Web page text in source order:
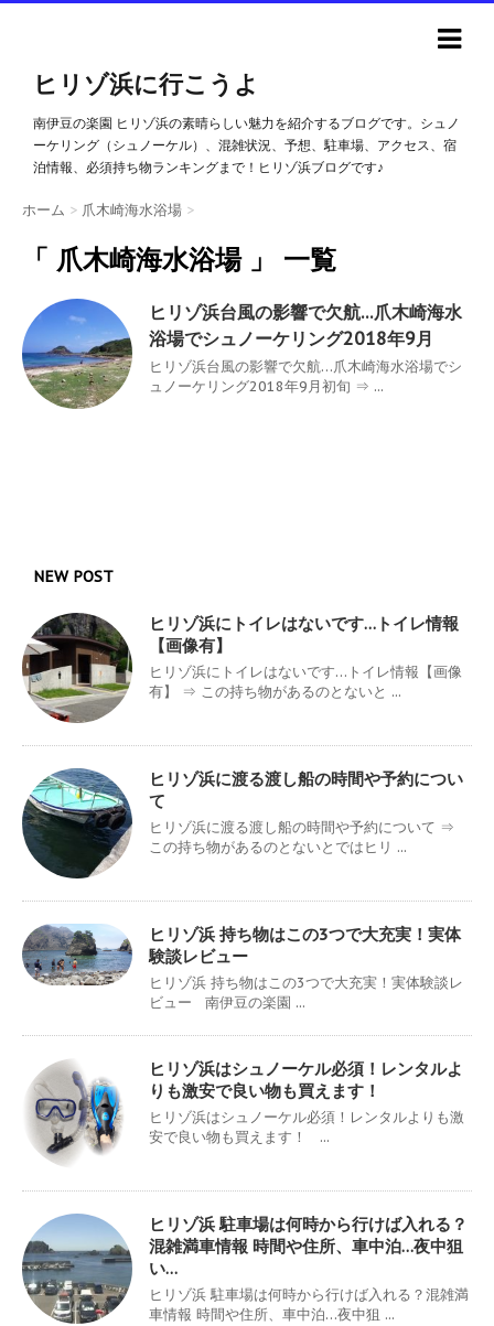
ヒリゾ浜に行こうよ
南伊豆の楽園 ヒリゾ浜の素晴らしい魅力を紹介するブログです。シュノ
ーケリング（シュノーケル）、混雑状況、予想、駐車場、アクセス、宿
泊情報、必須持ち物ランキングまで！ヒリゾ浜ブログです♪
ホーム > 爪木崎海水浴場 >
「 爪木崎海水浴場 」 一覧
ヒリゾ浜台風の影響で欠航…爪木崎海水
浴場でシュノーケリング2018年9月
ヒリゾ浜台風の影響で欠航…爪木崎海水浴場でシ
ュノーケリング2018年9月初旬 ⇒ ...
NEW POST
ヒリゾ浜にトイレはないです…トイレ情報
【画像有】
ヒリゾ浜にトイレはないです…トイレ情報【画像
有】 ⇒ この持ち物があるのとないと ...
ヒリゾ浜に渡る渡し船の時間や予約につい
て
ヒリゾ浜に渡る渡し船の時間や予約について ⇒
この持ち物があるのとないとではヒリ ...
ヒリゾ浜 持ち物はこの3つで大充実！実体
験談レビュー
ヒリゾ浜 持ち物はこの3つで大充実！実体験談レ
ビュー 南伊豆の楽園 ...
ヒリゾ浜はシュノーケル必須！レンタルよ
りも激安で良い物も買えます！
ヒリゾ浜はシュノーケル必須！レンタルよりも激
安で良い物も買えます！ ...
ヒリゾ浜 駐車場は何時から行けば入れる？
混雑満車情報 時間や住所、車中泊…夜中狙
い…
ヒリゾ浜 駐車場は何時から行けば入れる？混雑満
車情報 時間や住所、車中泊…夜中狙 ...